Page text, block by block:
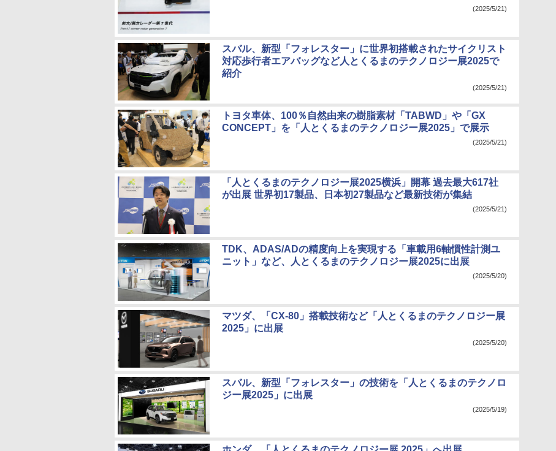
(2025/5/21)
スバル、新型「フォレスター」に世界初搭載されたサイクリスト
対応歩行者エアバッグなど人とくるまのテクノロジー展2025で
紹介
(2025/5/21)
トヨタ車体、100％自然由来の樹脂素材「TABWD」や「GX
CONCEPT」を「人とくるまのテクノロジー展2025」で展示
(2025/5/21)
「人とくるまのテクノロジー展2025横浜」開幕 過去最大617社
が出展 世界初17製品、日本初27製品など最新技術が集結
(2025/5/21)
TDK、ADAS/ADの精度向上を実現する「車載用6軸慣性計測ユ
ニット」など、人とくるまのテクノロジー展2025に出展
(2025/5/20)
マツダ、「CX-80」搭載技術など「人とくるまのテクノロジー展
2025」に出展
(2025/5/20)
スバル、新型「フォレスター」の技術を「人とくるまのテクノロ
ジー展2025」に出展
(2025/5/19)